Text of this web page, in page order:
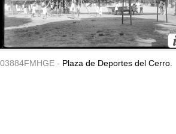
03884FMHGE - Plaza de Deportes del Cerro.